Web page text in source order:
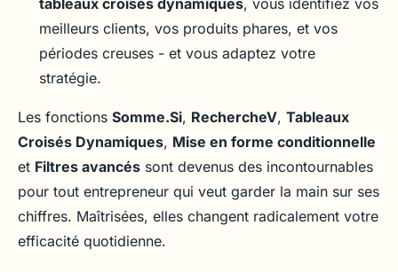
tableaux croisés dynamiques, vous identifiez vos
meilleurs clients, vos produits phares, et vos
périodes creuses - et vous adaptez votre
stratégie.
Les fonctions Somme.Si, RechercheV, Tableaux
Croisés Dynamiques, Mise en forme conditionnelle
et Filtres avancés sont devenus des incontournables
pour tout entrepreneur qui veut garder la main sur ses
chiffres. Maîtrisées, elles changent radicalement votre
efficacité quotidienne.